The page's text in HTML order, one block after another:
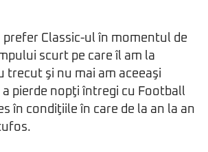
prefer Classic-ul în momentul de
scurt pe care îl am la
trecut şi nu mai am aceeaşi
pierde nopţi întregi cu Football
în condiţiile în care de la an la an